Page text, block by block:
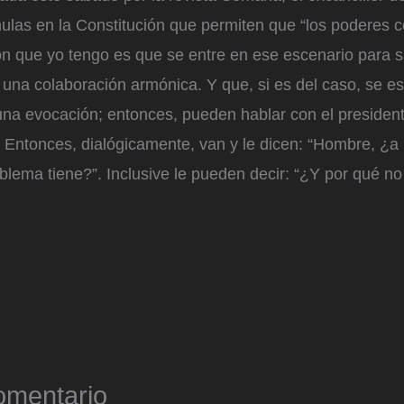
en la Constitución que permiten que “los poderes
que yo tengo es que se entre en ese escenario para
colaboración armónica. Y que, si es del caso, se
evocación; entonces, pueden hablar con el
dialógicamente, van y le dicen: “Hombre, ¿a
tiene?”. Inclusive le pueden decir: “¿Y por qué no